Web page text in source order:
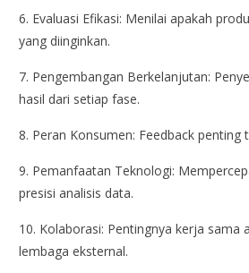
6. Evaluasi Efikasi: Menilai apakah
yang diinginkan.
7. Pengembangan Berkelanjutan:
hasil dari setiap fase.
8. Peran Konsumen: Feedback penting
9. Pemanfaatan Teknologi:
presisi analisis data.
10. Kolaborasi: Pentingnya kerja sama
lembaga eksternal.